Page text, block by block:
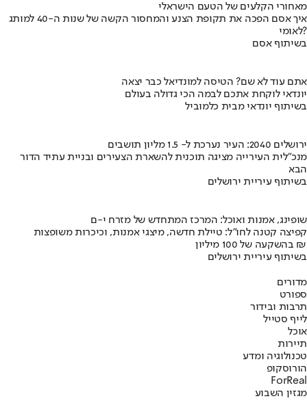
מאחורי הקלעים של הטעם הישראלי
איך אסם הפכה את תקופת הצנע והמחסור הקשה של שנות ה-40 למותג
לאומי?
בשיתוף אסם
אתם עוד לא שם? הטיסה למונדיאל כבר יצאה
יונדאי לוקחת אתכם לבמה הכי גדולה בעולם
בשיתוף יונדאי מבית כלמוביל
ירושלים 2040: העיר נערכת ל- 1.5 מליון תושבים
מנכ"לית העירייה מציגה תוכנית להשארת הצעירים ובניית עתיד הדור
הבא
בשיתוף עיריית ירושלים
שופינג, אמנות ואוכל: המרכז המתחדש של מזרח י-ם
קפיצה קטנה לחו"ל: טיילת חדשה, מיצגי אמנות, וכיכרות משופצות
בהשקעה של 100 מיליון ₪
בשיתוף עיריית ירושלים
מדורים
ספורט
תרבות ובידור
לייף סטייל
אוכל
תיירות
טכנולוגיה ומדע
הורוסקופ
ForReal
מגזין השבוע